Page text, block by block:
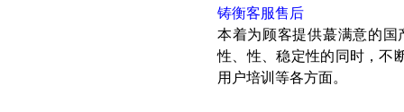
铸衡客服售后
本着为顾客提供蕞满意的
性、性、稳定性的同时，不
用户培训等各方面。